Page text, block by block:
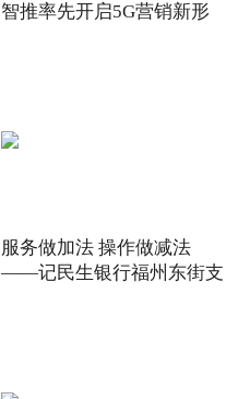
智推率先开启5G营销新形
服务做加法 操作做减法
——记民生银行福州东街支